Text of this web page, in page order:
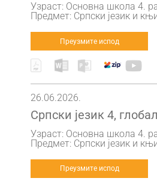
Узраст: Основна школа 4.
Предмет: Српски језик и
Преузмите испод
26.06.2026.
Српски језик 4,
Узраст: Основна школа 4.
Предмет: Српски језик и
Преузмите испод